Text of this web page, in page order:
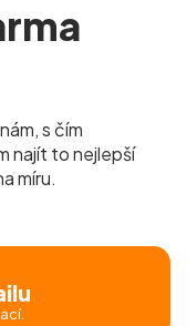
s čím
najít to nejlepší
míru.